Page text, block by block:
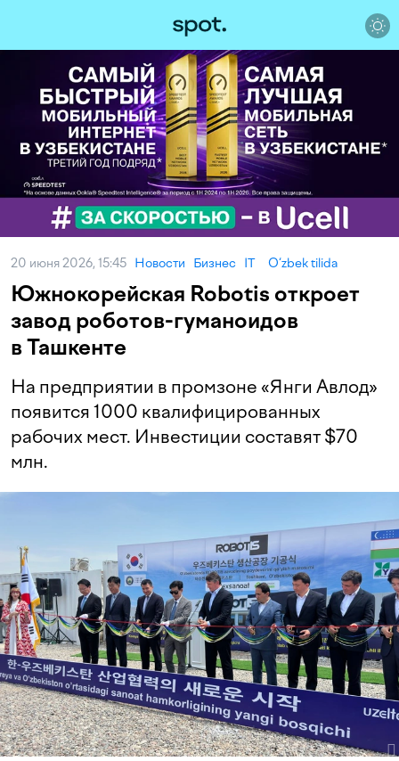
20 июня 2026, 15:45 Новости Бизнес IT O‘zbek tilida
Южнокорейская Robotis откроет
завод роботов-гуманоидов
в Ташкенте
На предприятии в промзоне «Янги Авлод»
появится 1000 квалифицированных
рабочих мест. Инвестиции составят $70
млн.